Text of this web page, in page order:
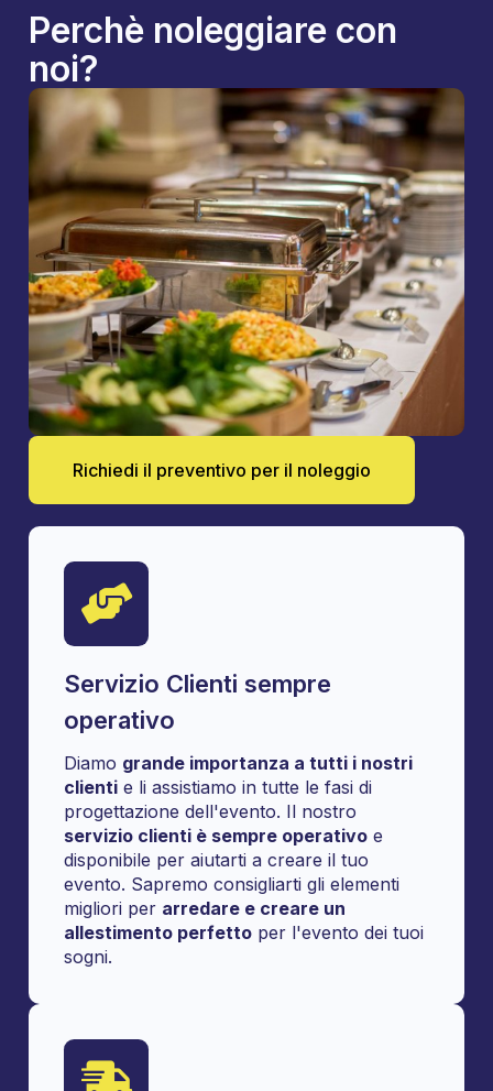
Perchè noleggiare con
noi?
Richiedi il preventivo per il noleggio
Servizio Clienti sempre
operativo
Diamo grande importanza a tutti i nostri
clienti e li assistiamo in tutte le fasi di
progettazione dell'evento. Il nostro
servizio clienti è sempre operativo e
disponibile per aiutarti a creare il tuo
evento. Sapremo consigliarti gli elementi
migliori per arredare e creare un
allestimento perfetto per l'evento dei tuoi
sogni.